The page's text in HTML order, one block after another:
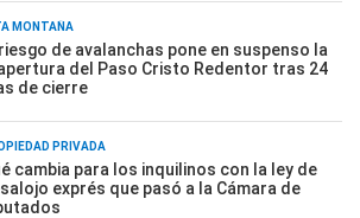
MONTAÑA
de avalanchas pone en suspenso la
del Paso Cristo Redentor tras 24
de cierre
PRIVADA
cambia para los inquilinos con la ley de
exprés que pasó a la Cámara de